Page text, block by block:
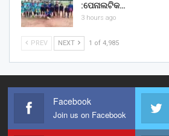
:ପେନାଲଟିକ…
3 hours ago
PREV NEXT 1 of 4,985
Facebook
Join us on Facebook